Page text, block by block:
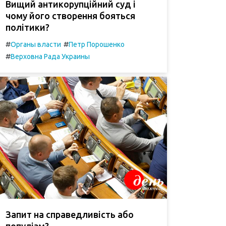
Вищий антикорупційний суд і
чому його створення бояться
політики?
#Органы власти #Петр Порошенко
#Верховна Рада Украины
Запит на справедливість або